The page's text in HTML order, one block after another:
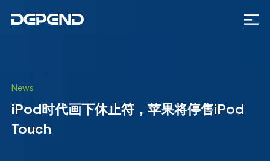
News
iPod时代画下休止符，苹果将停售iPod
Touch